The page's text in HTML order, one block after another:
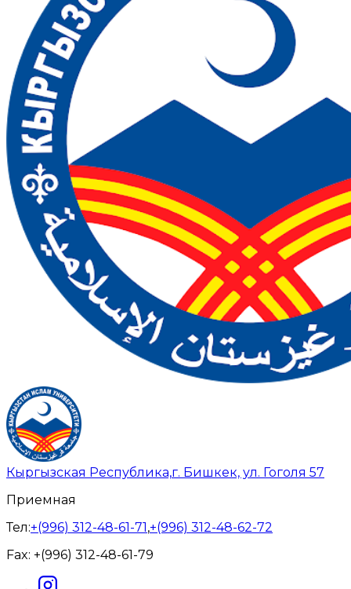
Кыргызская Республика,г. Бишкек, ул. Гоголя 57
Приемная
Тел:+(996) 312-48-61-71,+(996) 312-48-62-72
Fax: +(996) 312-48-61-79